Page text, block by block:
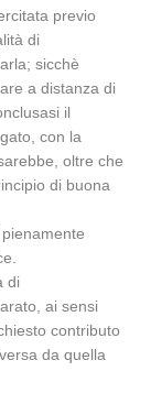
previo
di
sicchè
a distanza di
il
con la
oltre che
di buona
di
ai sensi
contributo
da quella